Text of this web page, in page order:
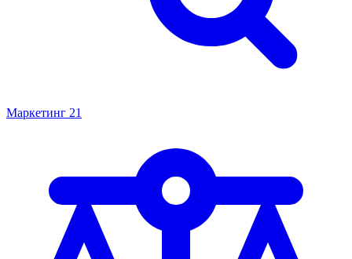
Маркетинг 21